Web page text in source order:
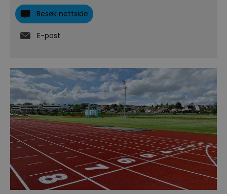
Besøk nettside
E-post